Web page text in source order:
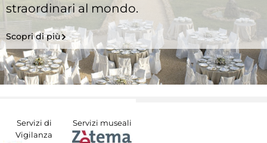
straordinari al mondo.
Scopri di più
Servizi di
Vigilanza
Servizi museali